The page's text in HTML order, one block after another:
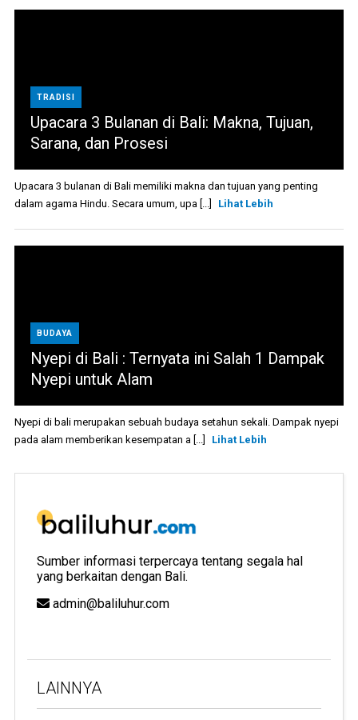
TRADISI
Upacara 3 Bulanan di Bali: Makna, Tujuan,
Sarana, dan Prosesi
Upacara 3 bulanan di Bali memiliki makna dan tujuan yang penting
dalam agama Hindu. Secara umum, upa [...]
Lihat Lebih
BUDAYA
Nyepi di Bali : Ternyata ini Salah 1 Dampak
Nyepi untuk Alam
Nyepi di bali merupakan sebuah budaya setahun sekali. Dampak nyepi
pada alam memberikan kesempatan a [...]
Lihat Lebih
Sumber informasi terpercaya tentang segala hal
yang berkaitan dengan Bali.
admin@baliluhur.com
LAINNYA